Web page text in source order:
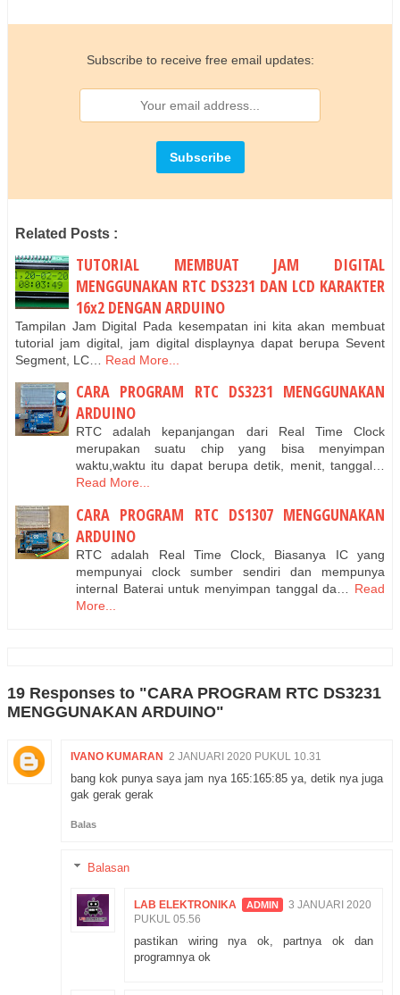
Subscribe to receive free email updates:
Related Posts :
TUTORIAL MEMBUAT JAM DIGITAL
MENGGUNAKAN RTC DS3231 DAN LCD KARAKTER
16x2 DENGAN ARDUINO
Tampilan Jam Digital Pada kesempatan ini kita akan membuat
tutorial jam digital, jam digital displaynya dapat berupa Sevent
Segment, LC…
Read More...
CARA PROGRAM RTC DS3231 MENGGUNAKAN
ARDUINO
RTC adalah kepanjangan dari Real Time Clock
merupakan suatu chip yang bisa menyimpan
waktu,waktu itu dapat berupa detik, menit, tanggal…
Read More...
CARA PROGRAM RTC DS1307 MENGGUNAKAN
ARDUINO
RTC adalah Real Time Clock, Biasanya IC yang
mempunyai clock sumber sendiri dan mempunya
internal Baterai untuk menyimpan tanggal da…
Read
More...
19 Responses to "CARA PROGRAM RTC DS3231
MENGGUNAKAN ARDUINO"
IVANO KUMARAN 2 JANUARI 2020 PUKUL 10.31
bang kok punya saya jam nya 165:165:85 ya, detik nya juga
gak gerak gerak
Balas
Balasan
LAB ELEKTRONIKA
3 JANUARI 2020
PUKUL 05.56
pastikan wiring nya ok, partnya ok dan
programnya ok